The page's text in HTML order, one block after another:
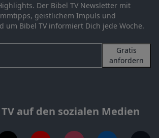
Der Bibel TV Newsletter mit
geistlichem Impuls und
um Bibel TV informiert Dich jede Woche.
Gratis
anfordern
auf den sozialen Medien